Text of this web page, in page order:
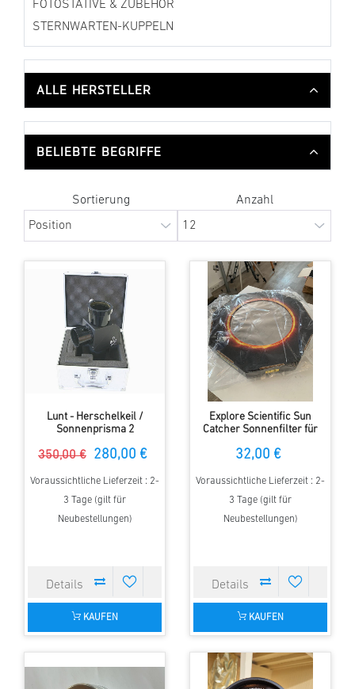
FOTOSTATIVE & ZUBEHÖR
STERNWARTEN-KUPPELN
ALLE HERSTELLER
BELIEBTE BEGRIFFE
Sortierung Anzahl
Lunt - Herschelkeil /
Sonnenprisma 2
350,00 € 280,00 €
Voraussichtliche Lieferzeit : 2-
3 Tage (gilt für
Neubestellungen)
KAUFEN
Explore Scientific Sun
Catcher Sonnenfilter für
32,00 €
Voraussichtliche Lieferzeit : 2-
3 Tage (gilt für
Neubestellungen)
KAUFEN